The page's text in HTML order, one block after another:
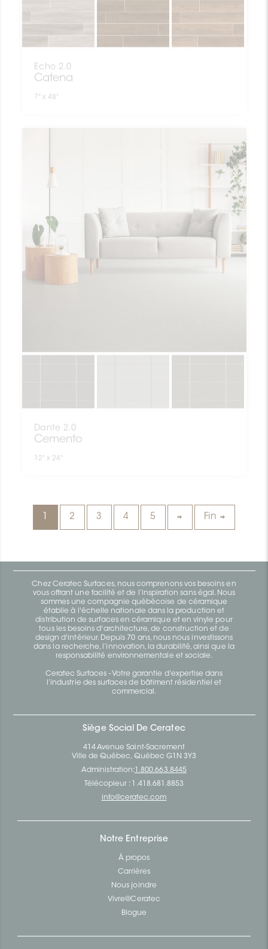
Catena
Cemento
1 2 3 4 5 Fin
Chez Ceratec Surfaces, nous comprenons vos besoins en
vous offrant une facilité et de l’inspiration sans égal. Nous
sommes une compagnie québécoise de céramique
établie à l'échelle nationale dans la production et
distribution de surfaces en céramique et en vinyle pour
tous les besoins d'architecture, de construction et de
design d'intérieur. Depuis 70 ans, nous nous investissons
dans la recherche, l’innovation, la durabilité, ainsi que la
responsabilité environnementale et sociale.
Ceratec Surfaces - Votre garantie d'expertise dans
l’industrie des surfaces de bâtiment résidentiel et
commercial.
Siège Social De Ceratec
414 Avenue Saint-Sacrement
Ville de Québec, Québec G1N 3Y3
Administration: 1.800.663.8445
Télécopieur : 1.418.681.8853
info@ceratec.com
Notre Entreprise
À propos
Carrières
Nous joindre
Vivre@Ceratec
Blogue